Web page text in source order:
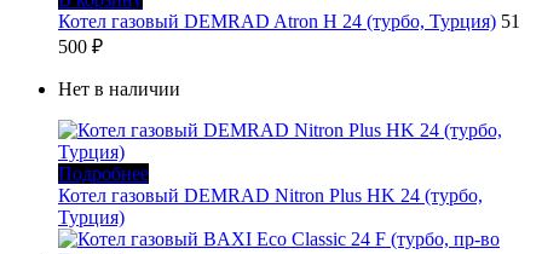
Котел газовый DEMRAD Atron Н 24 (турбо, Турция) 51
500 ₽
Нет в наличии
Подробнее
Котел газовый DEMRAD Nitron Plus HK 24 (турбо,
Турция)